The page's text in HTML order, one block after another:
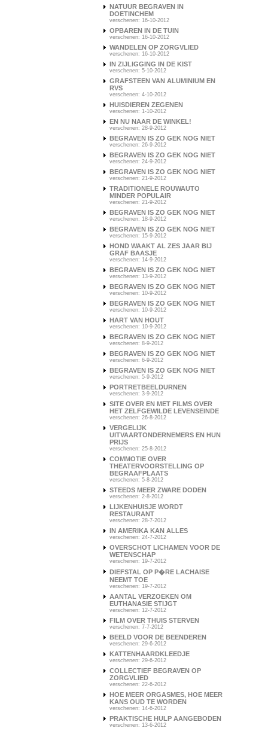
NATUUR BEGRAVEN IN
DOETINCHEM
verschenen: 16-10-2012
OPBAREN IN DE TUIN
verschenen: 16-10-2012
WANDELEN OP ZORGVLIED
verschenen: 16-10-2012
IN ZIJLIGGING IN DE KIST
verschenen: 5-10-2012
GRAFSTEEN VAN ALUMINIUM EN
RVS
verschenen: 4-10-2012
HUISDIEREN ZEGENEN
verschenen: 1-10-2012
EN NU NAAR DE WINKEL!
verschenen: 28-9-2012
BEGRAVEN IS ZO GEK NOG NIET
verschenen: 26-9-2012
BEGRAVEN IS ZO GEK NOG NIET
verschenen: 24-9-2012
BEGRAVEN IS ZO GEK NOG NIET
verschenen: 21-9-2012
TRADITIONELE ROUWAUTO
MINDER POPULAIR
verschenen: 21-9-2012
BEGRAVEN IS ZO GEK NOG NIET
verschenen: 18-9-2012
BEGRAVEN IS ZO GEK NOG NIET
verschenen: 15-9-2012
HOND WAAKT AL ZES JAAR BIJ
GRAF BAASJE
verschenen: 14-9-2012
BEGRAVEN IS ZO GEK NOG NIET
verschenen: 13-9-2012
BEGRAVEN IS ZO GEK NOG NIET
verschenen: 10-9-2012
BEGRAVEN IS ZO GEK NOG NIET
verschenen: 10-9-2012
HART VAN HOUT
verschenen: 10-9-2012
BEGRAVEN IS ZO GEK NOG NIET
verschenen: 8-9-2012
BEGRAVEN IS ZO GEK NOG NIET
verschenen: 6-9-2012
BEGRAVEN IS ZO GEK NOG NIET
verschenen: 5-9-2012
PORTRETBEELDURNEN
verschenen: 3-9-2012
SITE OVER EN MET FILMS OVER
HET ZELFGEWILDE LEVENSEINDE
verschenen: 26-8-2012
VERGELIJK
UITVAARTONDERNEMERS EN HUN
PRIJS
verschenen: 25-8-2012
COMMOTIE OVER
THEATERVOORSTELLING OP
BEGRAAFPLAATS
verschenen: 5-8-2012
STEEDS MEER ZWARE DODEN
verschenen: 2-8-2012
LIJKENHUISJE WORDT
RESTAURANT
verschenen: 28-7-2012
IN AMERIKA KAN ALLES
verschenen: 24-7-2012
OVERSCHOT LICHAMEN VOOR DE
WETENSCHAP
verschenen: 19-7-2012
DIEFSTAL OP P�RE LACHAISE
NEEMT TOE
verschenen: 19-7-2012
AANTAL VERZOEKEN OM
EUTHANASIE STIJGT
verschenen: 12-7-2012
FILM OVER THUIS STERVEN
verschenen: 7-7-2012
BEELD VOOR DE BEENDEREN
verschenen: 29-6-2012
KATTENHAARDKLEEDJE
verschenen: 29-6-2012
COLLECTIEF BEGRAVEN OP
ZORGVLIED
verschenen: 22-6-2012
HOE MEER ORGASMES, HOE MEER
KANS OUD TE WORDEN
verschenen: 14-6-2012
PRAKTISCHE HULP AANGEBODEN
verschenen: 13-6-2012